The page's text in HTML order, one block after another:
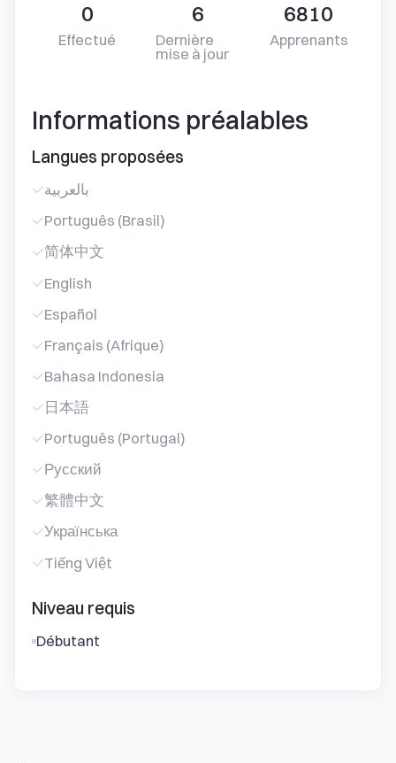
0
Effectué
6
Dernière
mise à jour
6810
Apprenants
Informations préalables
Langues proposées
بالعربية
Português (Brasil)
简体中文
English
Español
Français (Afrique)
Bahasa Indonesia
日本語
Português (Portugal)
Русский
繁體中文
Українська
Tiếng Việt
Niveau requis
Débutant